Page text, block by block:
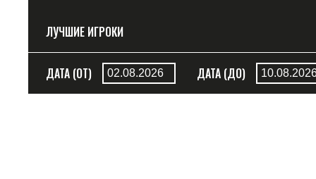
ЛУЧШИЕ ИГРОКИ
ДАТА (ОТ) ДАТА (ДО)